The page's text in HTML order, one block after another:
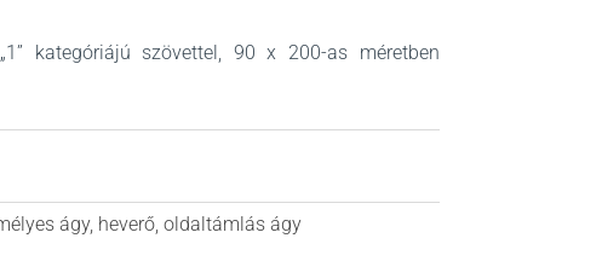
kategóriájú szövettel, 90 x 200-as méretben
ágy, heverő, oldaltámlás ágy